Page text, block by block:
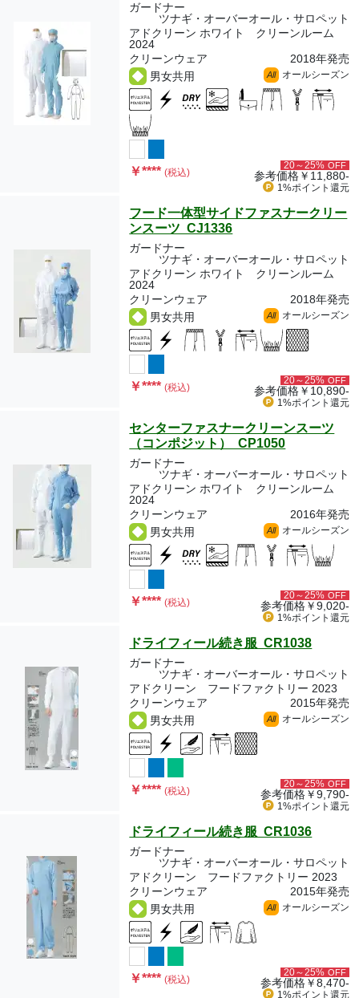
ガードナー
ツナギ・オーバーオール・サロペット
アドクリーン ホワイト クリーンルーム
2024
クリーンウェア
2018年発売
男女共用
All オールシーズン
￥**** (税込)
20～25% OFF
参考価格￥11,880-
1%ポイント 還元
フード一体型サイドファスナークリー
ンスーツ CJ1336
ガードナー
ツナギ・オーバーオール・サロペット
アドクリーン ホワイト クリーンルーム
2024
クリーンウェア
2018年発売
男女共用
All オールシーズン
￥**** (税込)
20～25% OFF
参考価格￥10,890-
1%ポイント 還元
センターファスナークリーンスーツ
（コンポジット） CP1050
ガードナー
ツナギ・オーバーオール・サロペット
アドクリーン ホワイト クリーンルーム
2024
クリーンウェア
2016年発売
男女共用
All オールシーズン
￥**** (税込)
20～25% OFF
参考価格￥9,020-
1%ポイント 還元
ドライフィール続き服 CR1038
ガードナー
ツナギ・オーバーオール・サロペット
アドクリーン フードファクトリー 2023
クリーンウェア
2015年発売
男女共用
All オールシーズン
￥**** (税込)
20～25% OFF
参考価格￥9,790-
1%ポイント 還元
ドライフィール続き服 CR1036
ガードナー
ツナギ・オーバーオール・サロペット
アドクリーン フードファクトリー 2023
クリーンウェア
2015年発売
男女共用
All オールシーズン
￥**** (税込)
20～25% OFF
参考価格￥8,470-
1%ポイント 還元